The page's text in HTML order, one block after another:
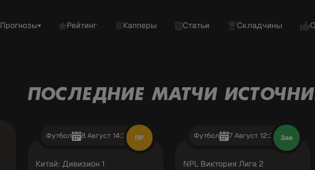
Прогнозы▾ Рейтинг Капперы Статьи Складчины
ПОСЛЕДНИЕ МАТЧИ
Футбол 8 Август 14:30 ПР
Китай: Дивизион 1
Футбол 7 Август 12:30 Зав
NPL Виктория Лига 2